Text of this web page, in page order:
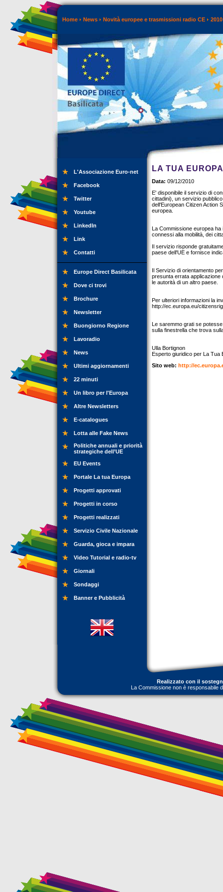
Home News Novità europee e trasmissioni radio CE 2010
L'Associazione Euro-net
Facebook
Twitter
Youtube
LinkedIn
Link
Contatti
Europe Direct Basilicata
Dove ci trovi
Brochure
Newsletter
Buongiorno Regione
Lavoradio
News
Ultimi aggiornamenti
22 minuti
Un libro per l'Europa
Altre Newsletters
E-catalogues
Lotta alle Fake News
Politiche annuali e priorità
strategiche dell’UE
EU Events
Portale La tua Europa
Progetti approvati
Progetti in corso
Progetti realizzati
Servizio Civile Nazionale
Guarda, gioca e impara
Video Tutorial e radio-tv
Giornali
Sondaggi
Banner e Pubblicità
LA TUA
Data: 09/12/2010
E' disponibile il servizio di
cittadini), un servizio
dell'European Citizen Action
europea.
La Commissione europea ha
connessi alla mobilità, dei
Il servizio risponde
paese dell'UE e fornisce
Il Servizio di orientamento
presunta errata applicazione
le autorità di un altro paese.
Per ulteriori informazioni la
http://ec.europa.eu/
Le saremmo grati se
sulla finestrella che trova
Ulla Bortignon
Esperto giuridico per La Tua
Sito web: http://
Realizzato con il
La Commissione non è responsabile